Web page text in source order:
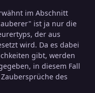
im Abschnitt
ist ja nur die
der aus
wird. Da es dabei
gibt, werden
in diesem Fall
des